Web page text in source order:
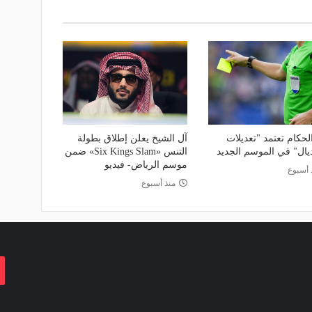
تعتمد "تعديلات
في الموسم الجديد
أسبوع
آل الشيخ يعلن إطلاق بطولة
التنس «Six Kings Slam» ضمن
موسم الرياض- فيديو
منذ أسبوع